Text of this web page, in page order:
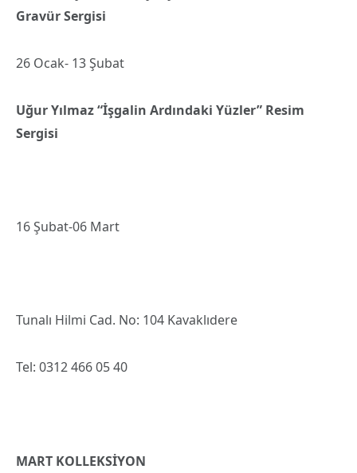
Gravür Sergisi
26 Ocak- 13 Şubat
Uğur Yılmaz “İşgalin Ardındaki Yüzler” Resim
Sergisi
16 Şubat-06 Mart
Tunalı Hilmi Cad. No: 104 Kavaklıdere
Tel: 0312 466 05 40
MART KOLLEKSİYON